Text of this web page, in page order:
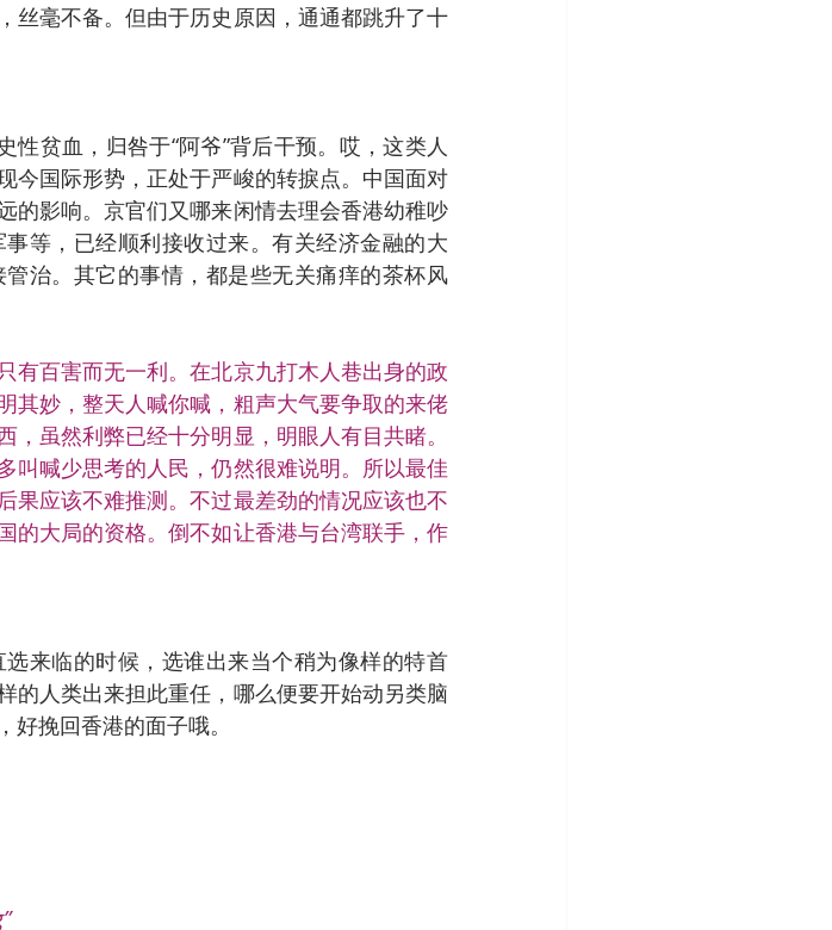
丝毫不备。但由于历史原因，通通都跳升了十
性贫血，归咎于“阿爷”背后干预。哎，这类人
今国际形势，正处于严峻的转捩点。中国面对
的影响。京官们又哪来闲情去理会香港幼稚吵
等，已经顺利接收过来。有关经济金融的大
治。其它的事情，都是些无关痛痒的茶杯风
有百害而无一利。在北京九打木人巷出身的政
其妙，整天人喊你喊，粗声大气要争取的来佬
虽然利弊已经十分明显，明眼人有目共睹。
叫喊少思考的人民，仍然很难说明。所以最佳
果应该不难推测。不过最差劲的情况应该也不
的大局的资格。倒不如让香港与台湾联手，作
来临的时候，选谁出来当个稍为像样的特首
的人类出来担此重任，哪么便要开始动另类脑
挽回香港的面子哦。